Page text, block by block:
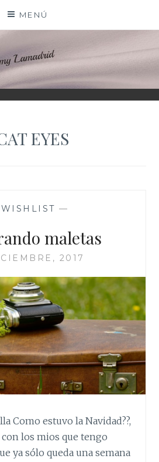
MENÚ
EYES
WISHLIST —
maletas
2017
Como estuvo la Navidad??,
con los mios que tengo
ya sólo queda una semana